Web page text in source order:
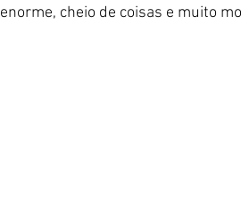
enorme, cheio de coisas e muito